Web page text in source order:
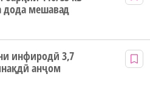
дода мешавад
инфиродӣ 3,7
анҷом